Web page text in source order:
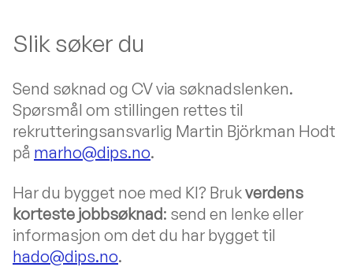
Slik søker du
Send søknad og CV via søknadslenken.
Spørsmål om stillingen rettes til
rekrutteringsansvarlig Martin Björkman Hodt
på marho@dips.no.
Har du bygget noe med KI? Brukverdens
korteste jobbsøknad: send en lenke eller
informasjon om det du har bygget til
hado@dips.no.